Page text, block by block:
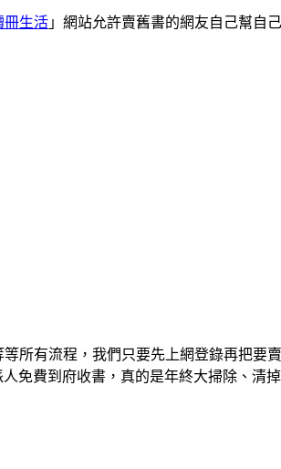
冊生活 」網站允許賣舊書的網友自己幫自
所有流程，我們只要先上網登錄再把要
免費到府收書，真的是年終大掃除、清